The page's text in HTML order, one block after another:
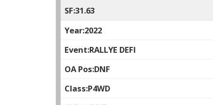
31.63
2022
RALLYE DEFI
DNF
P4WD